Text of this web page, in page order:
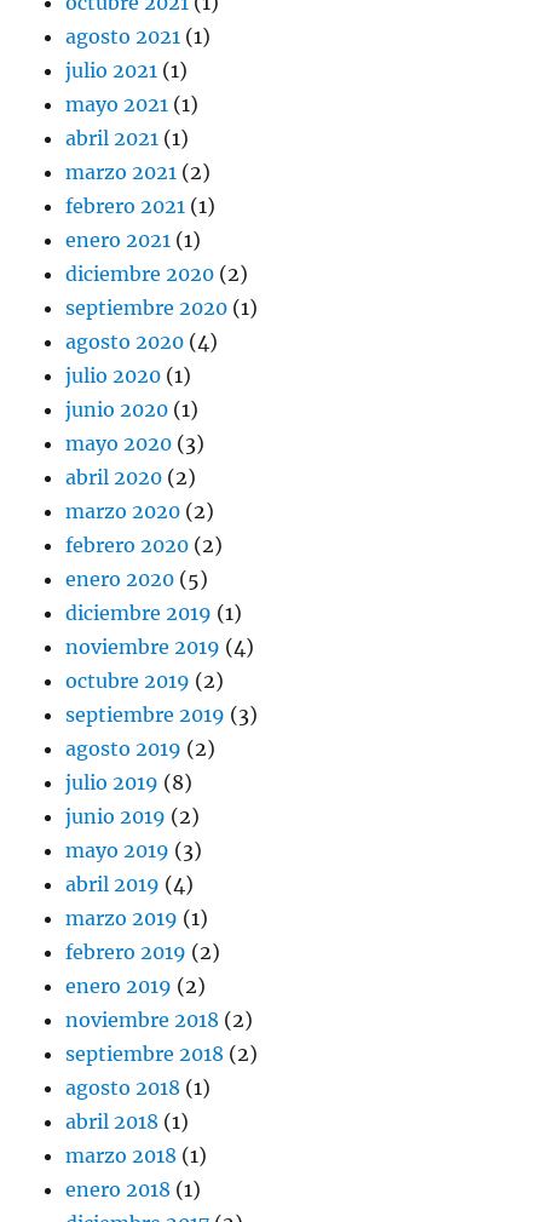
agosto 2021 (1)
julio 2021 (1)
mayo 2021 (1)
abril 2021 (1)
marzo 2021 (2)
febrero 2021 (1)
enero 2021 (1)
diciembre 2020 (2)
septiembre 2020 (1)
agosto 2020 (4)
julio 2020 (1)
junio 2020 (1)
mayo 2020 (3)
abril 2020 (2)
marzo 2020 (2)
febrero 2020 (2)
enero 2020 (5)
diciembre 2019 (1)
noviembre 2019 (4)
octubre 2019 (2)
septiembre 2019 (3)
agosto 2019 (2)
julio 2019 (8)
junio 2019 (2)
mayo 2019 (3)
abril 2019 (4)
marzo 2019 (1)
febrero 2019 (2)
enero 2019 (2)
noviembre 2018 (2)
septiembre 2018 (2)
agosto 2018 (1)
abril 2018 (1)
marzo 2018 (1)
enero 2018 (1)